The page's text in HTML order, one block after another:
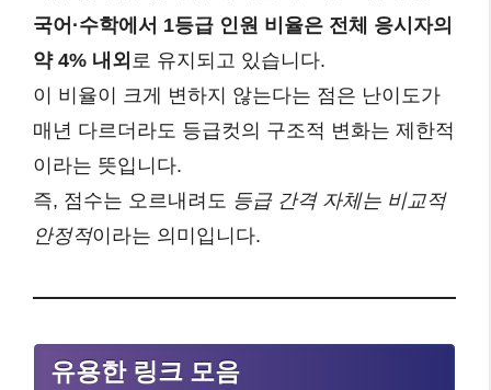
국어·수학에서 1등급 인원 비율은 전체 응시자의
약 4% 내외 로 유지되고 있습니다.
이 비율이 크게 변하지 않는다는 점은 난이도가
매년 다르더라도 등급컷의 구조적 변화는 제한적
이라는 뜻입니다.
즉, 점수는 오르내려도 등급 간격 자체는 비교적
안정적이라는 의미입니다.
유용한 링크 모음